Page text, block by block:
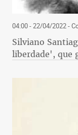
04:00 - 22/04/2022-
Silviano
liberdade', que